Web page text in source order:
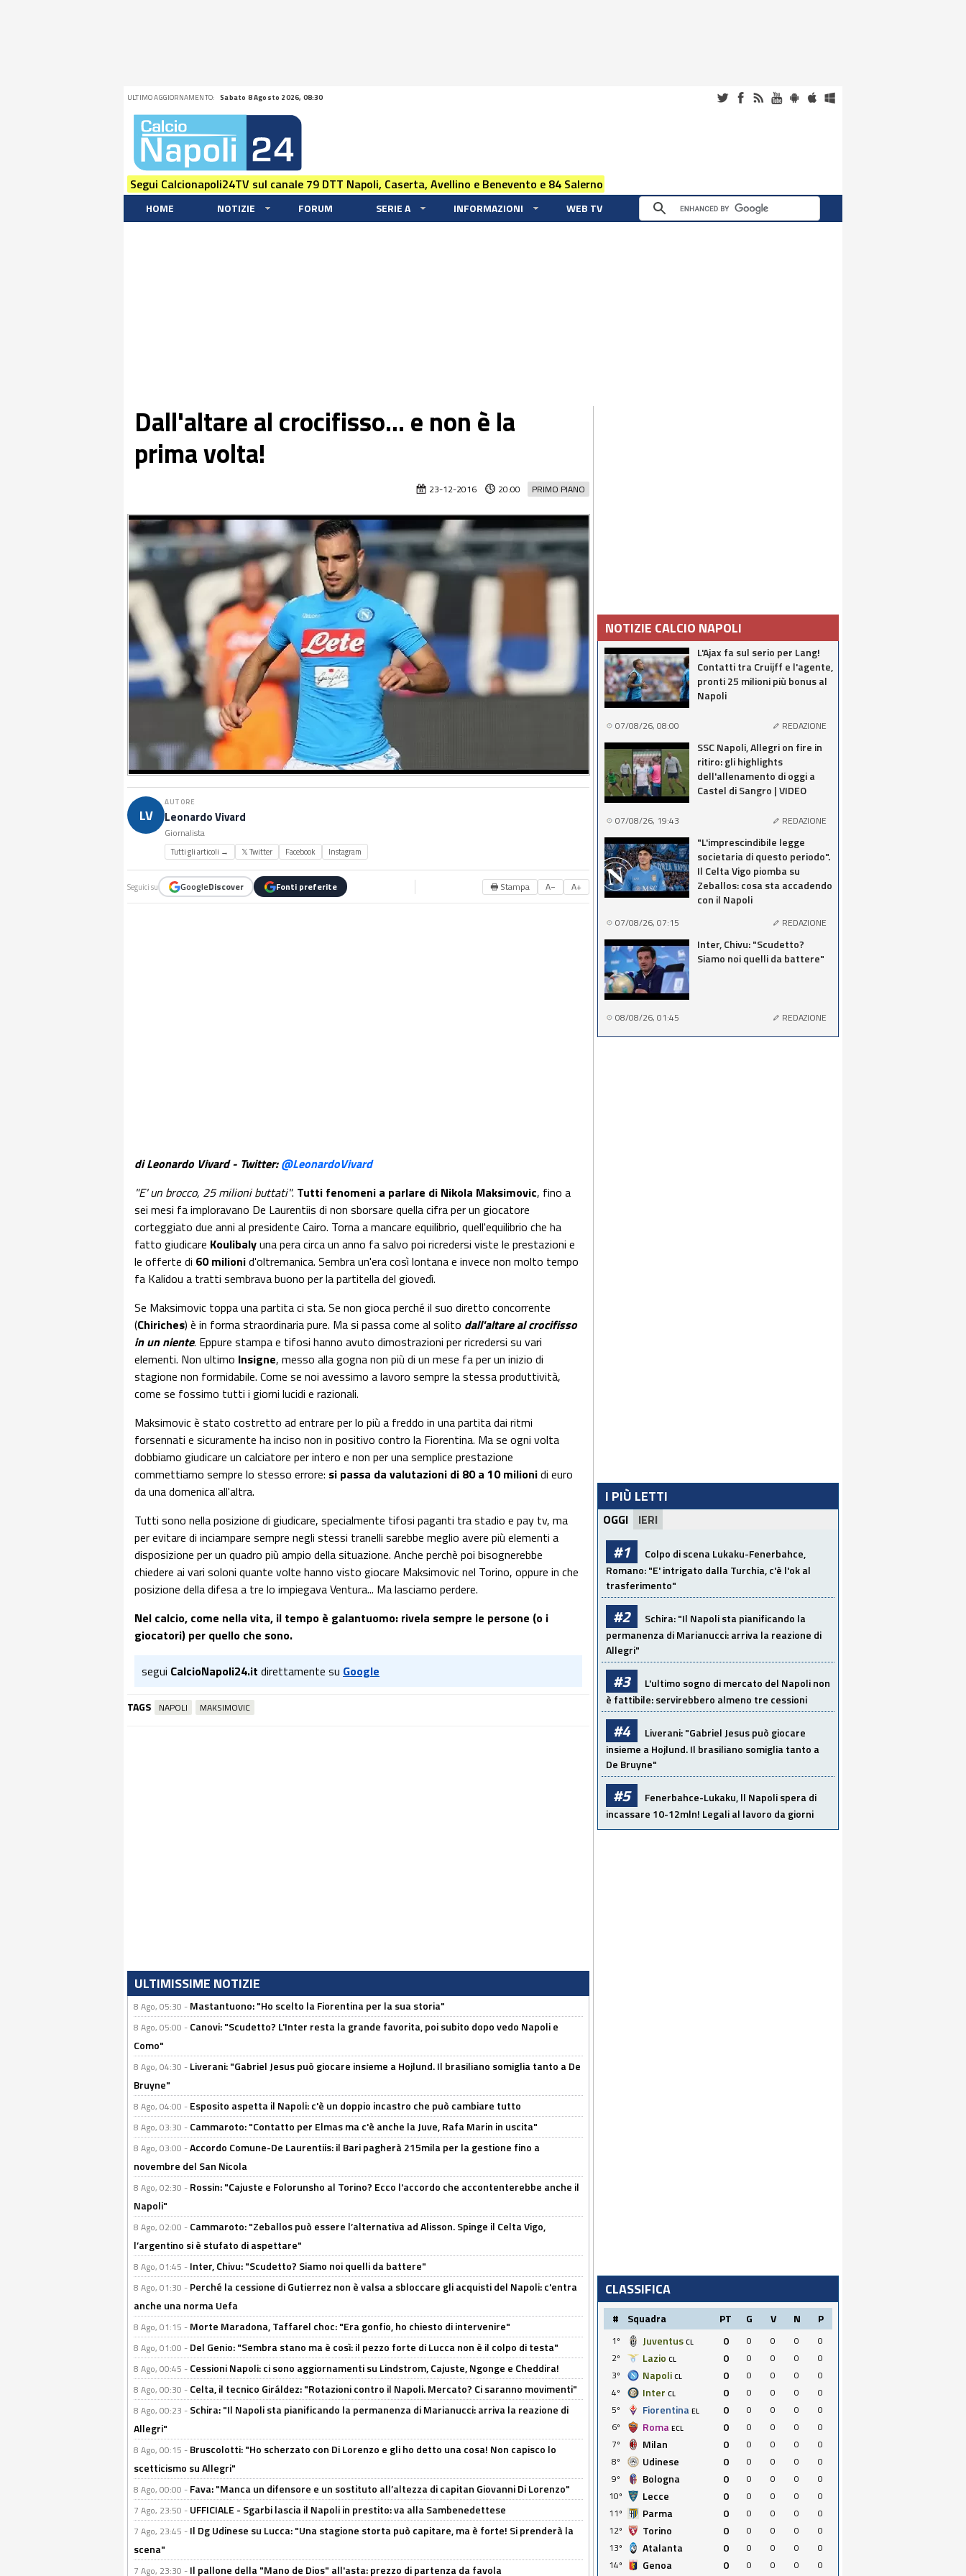
ULTIMO AGGIORNAMENTO: Sabato 8 Agosto 2026, 08:30
Segui Calcionapoli24TV sul canale 79 DTT Napoli, Caserta, Avellino e Benevento e 84 Salerno
HOME NOTIZIE FORUM SERIE A INFORMAZIONI WEB TV
Dall'altare al crocifisso... e non è la
prima volta!
PRIMO PIANO
23-12-2016 20:00
LV
AUTORE
Leonardo Vivard
Giornalista
Tutti gli articoli → 𝕏 Twitter Facebook Instagram
Seguici su GoogleDiscover Fonti preferite 🖶 Stampa A− A+
di Leonardo Vivard - Twitter:@LeonardoVivard
"E' un brocco, 25 milioni buttati". Tutti fenomeni a parlare di Nikola Maksimovic, fino a
sei mesi fa imploravano De Laurentiis di non sborsare quella cifra per un giocatore
corteggiato due anni al presidente Cairo. Torna a mancare equilibrio, quell'equilibrio che ha
fatto giudicare Koulibalyuna pera circa un anno fa salvo poi ricredersi viste le prestazioni e
le offerte di 60 milionid'oltremanica. Sembra un'era così lontana e invece non molto tempo
fa Kalidou a tratti sembrava buono per la partitella del giovedì.
Se Maksimovic toppa una partita ci sta. Se non gioca perché il suo diretto concorrente
(Chiriches) è in forma straordinaria pure. Ma si passa come al solito dall'altare al crocifisso
in un niente. Eppure stampa e tifosi hanno avuto dimostrazioni per ricredersi su vari
elementi. Non ultimo Insigne, messo alla gogna non più di un mese fa per un inizio di
stagione non formidabile. Come se noi avessimo a lavoro sempre la stessa produttività,
come se fossimo tutti i giorni lucidi e razionali.
Maksimovic è stato costretto ad entrare per lo più a freddo in una partita dai ritmi
forsennati e sicuramente ha inciso non in positivo contro la Fiorentina. Ma se ogni volta
dobbiamo giudicare un calciatore per intero e non per una semplice prestazione
commettiamo sempre lo stesso errore: si passa da valutazioni di 80 a 10 milionidi euro
da una domenica all'altra.
Tutti sono nella posizione di giudicare, specialmente tifosi paganti tra stadio e pay tv, ma
per evitare di inciampare sempre negli stessi tranelli sarebbe meglio avere più elementi a
disposizione per un quadro più ampio della situazione. Anche perchè poi bisognerebbe
chiedere ai vari soloni quante volte hanno visto giocare Maksimovic nel Torino, oppure in che
posizione della difesa a tre lo impiegava Ventura... Ma lasciamo perdere.
Nel calcio, come nella vita, il tempo è galantuomo: rivela sempre le persone (o i
giocatori) per quello che sono.
segui CalcioNapoli24.it direttamente su Google
TAGS NAPOLI MAKSIMOVIC
ULTIMISSIME NOTIZIE
8 Ago, 05:30 - Mastantuono: "Ho scelto la Fiorentina per la sua storia"
8 Ago, 05:00 - Canovi: "Scudetto? L'Inter resta la grande favorita, poi subito dopo vedo Napoli e
Como"
8 Ago, 04:30 - Liverani: "Gabriel Jesus può giocare insieme a Hojlund. Il brasiliano somiglia tanto a De
Bruyne"
8 Ago, 04:00 - Esposito aspetta il Napoli: c'è un doppio incastro che può cambiare tutto
8 Ago, 03:30 - Cammaroto: "Contatto per Elmas ma c'è anche la Juve, Rafa Marin in uscita"
8 Ago, 03:00 -Accordo Comune-De Laurentiis: il Bari pagherà 215mila per la gestione fino a
novembre del San Nicola
8 Ago, 02:30 - Rossin: "Cajuste e Folorunsho al Torino? Ecco l'accordo che accontenterebbe anche il
Napoli"
8 Ago, 02:00 - Cammaroto: "Zeballos può essere l’alternativa ad Alisson. Spinge il Celta Vigo,
l’argentino si è stufato di aspettare"
8 Ago, 01:45 - Inter, Chivu: "Scudetto? Siamo noi quelli da battere"
8 Ago, 01:30 - Perché la cessione di Gutierrez non è valsa a sbloccare gli acquisti del Napoli: c'entra
anche una norma Uefa
8 Ago, 01:15 - Morte Maradona, Taffarel choc: "Era gonfio, ho chiesto di intervenire"
8 Ago, 01:00 - Del Genio: "Sembra stano ma è così: il pezzo forte di Lucca non è il colpo di testa"
8 Ago, 00:45 - Cessioni Napoli: ci sono aggiornamenti su Lindstrom, Cajuste, Ngonge e Cheddira!
8 Ago, 00:30 - Celta, il tecnico Giráldez: "Rotazioni contro il Napoli. Mercato? Ci saranno movimenti"
8 Ago, 00:23 - Schira: "Il Napoli sta pianificando la permanenza di Marianucci: arriva la reazione di
Allegri"
8 Ago, 00:15 - Bruscolotti: "Ho scherzato con Di Lorenzo e gli ho detto una cosa! Non capisco lo
scetticismo su Allegri"
8 Ago, 00:00 - Fava: "Manca un difensore e un sostituto all’altezza di capitan Giovanni Di Lorenzo"
7 Ago, 23:50 - UFFICIALE - Sgarbi lascia il Napoli in prestito: va alla Sambenedettese
7 Ago, 23:45 - Il Dg Udinese su Lucca: "Una stagione storta può capitare, ma è forte! Si prenderà la
scena"
7 Ago, 23:30 - Il pallone della "Mano de Dios" all'asta: prezzo di partenza da favola
NOTIZIE CALCIO NAPOLI
L'Ajax fa sul serio per Lang!
Contatti tra Cruijff e l'agente,
pronti 25 milioni più bonus al
Napoli
07/08/26, 08:00 REDAZIONE
SSC Napoli, Allegri on fire in
ritiro: gli highlights
dell'allenamento di oggi a
Castel di Sangro | VIDEO
07/08/26, 19:43 REDAZIONE
"L'imprescindibile legge
societaria di questo periodo".
Il Celta Vigo piomba su
Zeballos: cosa sta accadendo
con il Napoli
07/08/26, 07:15 REDAZIONE
Inter, Chivu: "Scudetto?
Siamo noi quelli da battere"
08/08/26, 01:45 REDAZIONE
I PIÙ LETTI
OGGI IERI
#1
Colpo di scena Lukaku-Fenerbahce,
Romano: "E' intrigato dalla Turchia, c'è l'ok al
trasferimento"
#2
Schira: "Il Napoli sta pianificando la
permanenza di Marianucci: arriva la reazione di
Allegri"
#3
L'ultimo sogno di mercato del Napoli non
è fattibile: servirebbero almeno tre cessioni
#4
Liverani: "Gabriel Jesus può giocare
insieme a Hojlund. Il brasiliano somiglia tanto a
De Bruyne"
#5
Fenerbahce-Lukaku, ll Napoli spera di
incassare 10-12mln! Legali al lavoro da giorni
CLASSIFICA
# Squadra PT G V N P
1º Juventus CL 0 0 0 0
0
2º
Lazio CL 0 0 0 0
0
3º
Napoli CL 0 0 0 0
0
4º
Inter CL 0 0 0 0
0
5º
Fiorentina EL 0 0 0 0
0
6º
Roma ECL 0 0 0 0
0
7º
Milan 0 0 0 0
0
8º
Udinese 0 0 0 0
0
9º
Bologna 0 0 0 0
0
10º
Lecce 0 0 0 0
0
11º
Parma 0 0 0 0
0
12º
Torino 0 0 0 0
0
13º
Atalanta 0 0 0 0
0
14º
Genoa 0 0 0 0
0